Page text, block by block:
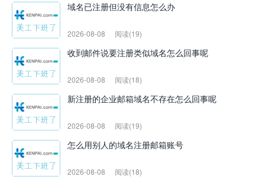
域名已注册但没有信息怎么办
2026-08-08 阅读(19)
收到邮件说要注册类似域名怎么回事呢
2026-08-08 阅读(18)
新注册的企业邮箱域名不存在怎么回事呢
2026-08-08 阅读(19)
怎么用别人的域名注册邮箱账号
2026-08-08 阅读(18)